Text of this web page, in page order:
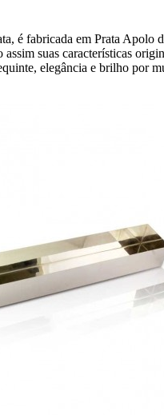
é fabricada em Prata Apolo
assim suas características
elegância e brilho por